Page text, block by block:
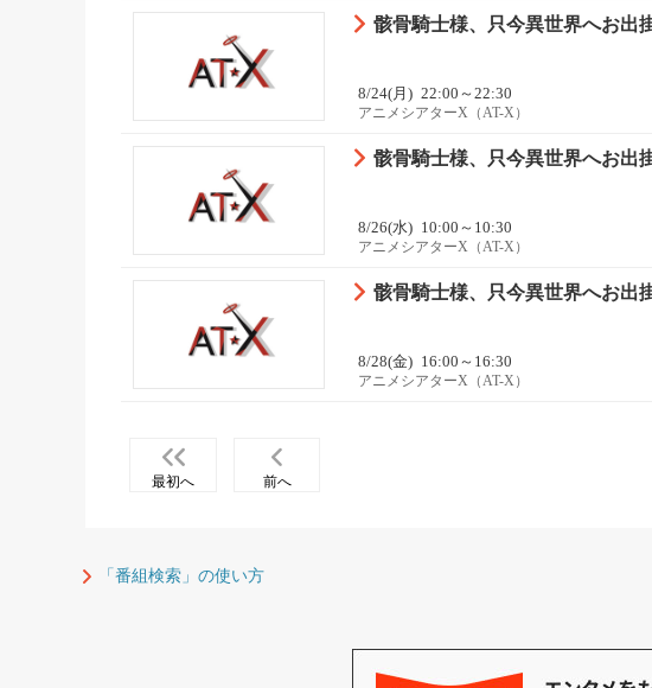
骸骨騎士様、只今異世界へお出
8/24(月) 22:00～22:30
アニメシアターX（AT-X）
骸骨騎士様、只今異世界へお出
8/26(水) 10:00～10:30
アニメシアターX（AT-X）
骸骨騎士様、只今異世界へお出
8/28(金) 16:00～16:30
アニメシアターX（AT-X）
最初へ 前へ
「番組検索」の使い方